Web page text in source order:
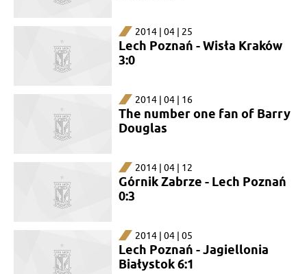
2014 | 04 | 25
Lech Poznań - Wisła Kraków
3:0
2014 | 04 | 16
The number one fan of Barry
Douglas
2014 | 04 | 12
Górnik Zabrze - Lech Poznań
0:3
2014 | 04 | 05
Lech Poznań - Jagiellonia
Białystok 6:1